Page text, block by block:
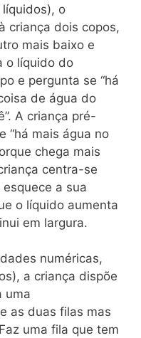
o
criança dois copos,
mais baixo e
o líquido do
e pergunta se “há
de água do
A criança pré-
“há mais água no
chega mais
centra-se
a sua
o líquido aumenta
em largura.
numéricas,
a criança dispõe
uma
as duas filas mas
uma fila que tem